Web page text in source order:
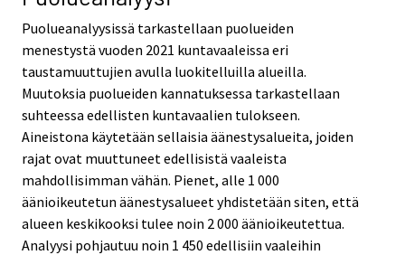
Puolueanalyysissä tarkastellaan puolueiden
menestystä vuoden 2021 kuntavaaleissa eri
taustamuuttujien avulla luokitelluilla alueilla.
Muutoksia puolueiden kannatuksessa tarkastellaan
suhteessa edellisten kuntavaalien tulokseen.
Aineistona käytetään sellaisia äänestysalueita, joiden
rajat ovat muuttuneet edellisistä vaaleista
mahdollisimman vähän. Pienet, alle 1 000
äänioikeutetun äänestysalueet yhdistetään siten, että
alueen keskikooksi tulee noin 2 000 äänioikeutettua.
Analyysi pohjautuu noin 1 450 edellisiin vaaleihin